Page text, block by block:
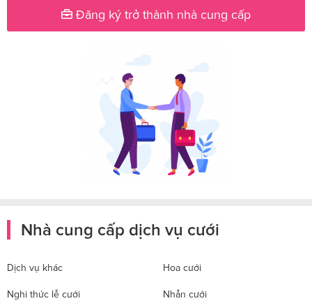
Đăng ký trở thành nhà cung cấp
Nhà cung cấp dịch vụ cưới
Dịch vụ khác Hoa cưới
Nghi thức lễ cưới Nhẫn cưới